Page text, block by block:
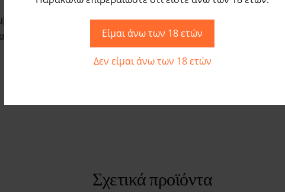
Είμαι άνω των 18 ετών
Δεν είμαι άνω των 18 ετών
αισθησιασμού και δύναμης. Ιδανικό για ζευγάρια που
τους ζωή. Το στιβαρό σχέδιο και η αίσθηση του δέρματος
Σχετικά προϊόντα